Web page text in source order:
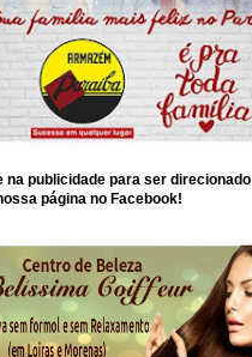
na publicidade para ser direcionado
página no Facebook!